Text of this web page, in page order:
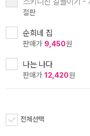
절판
순희네 집
판매가 9,450원
나는 나다
판매가 12,420원
전체선택